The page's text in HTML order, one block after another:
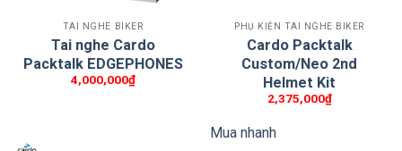
TAI NGHE BIKER
Tai nghe Cardo
Packtalk EDGEPHONES
4,000,000₫
PHỤ KIỆN TAI NGHE BIKER
Cardo Packtalk
Custom/Neo 2nd
Helmet Kit
2,375,000₫
Mua nhanh